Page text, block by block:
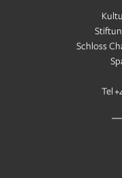
Schloss
Tel